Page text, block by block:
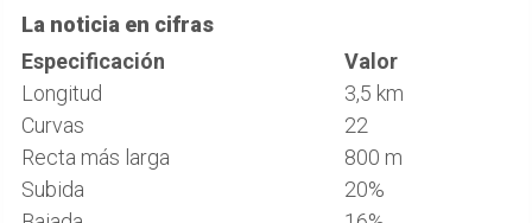
La noticia en cifras
Especificación
Valor
Longitud
3,5 km
Curvas
22
Recta más larga
800 m
Subida
20%